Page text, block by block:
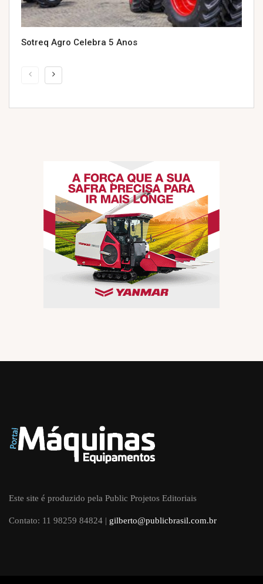
Sotreq Agro Celebra 5 Anos
Este site é produzido pela Public Projetos Editoriais
Contato: 11 98259 84824 | gilberto@publicbrasil.com.br